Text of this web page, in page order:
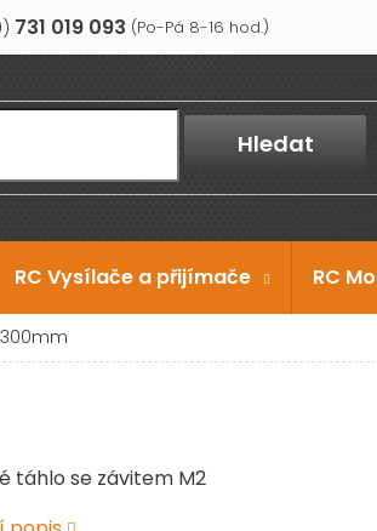
731 019 093
Hledat
RC Vysílače a přijímače RC
táhlo se závitem M2